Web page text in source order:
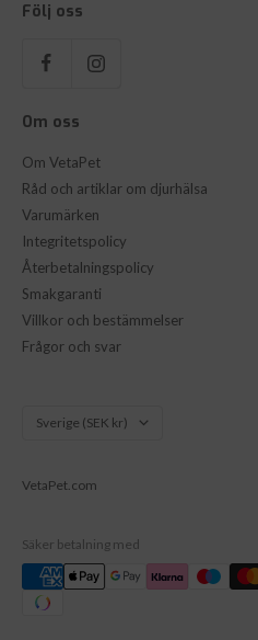
Följ oss
Om oss
Om VetaPet
Råd och artiklar om djurhälsa
Varumärken
Integritetspolicy
Återbetalningspolicy
Smakgaranti
Villkor och bestämmelser
Frågor och svar
Land/Region Sverige (SEK kr)
VetaPet.com
Säker betalning med